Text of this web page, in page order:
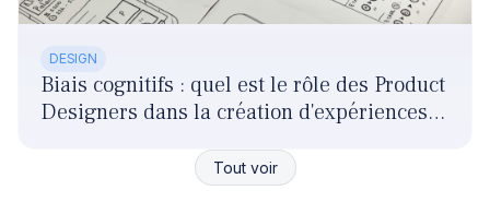
Tout voir
DESIGN
Biais cognitifs : quel est le rôle des Product
Designers dans la création d'expériences